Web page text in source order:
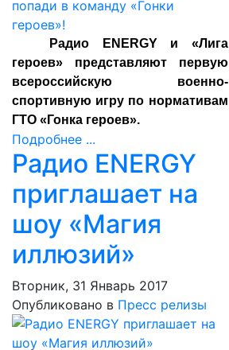
Радио ENERGY и «Лига
героев» представляют первую
всероссийскую военно-
спортивную игру по нормативам
ГТО «Гонка героев».
Подробнее ...
Радио ENERGY
приглашает на
шоу «Магия
иллюзий»
Вторник, 31 Январь 2017
Опубликовано в Пресс релизы